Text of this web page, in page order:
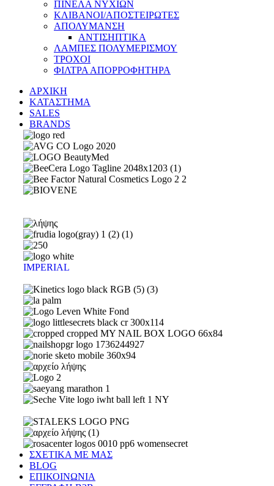
ΠΙΝΕΛΑ ΝΥΧΙΩΝ
ΚΛΙΒΑΝΟΙ/ΑΠΟΣΤΕΙΡΩΤΕΣ
ΑΠΟΛΥΜΑΝΣΗ
ΑΝΤΙΣΗΠΤΙΚΑ
ΛΑΜΠΕΣ ΠΟΛΥΜΕΡΙΣΜΟΥ
ΤΡΟΧΟΙ
ΦΙΛΤΡΑ ΑΠΟΡΡΟΦΗΤΗΡΑ
ΑΡΧΙΚΗ
ΚΑΤΑΣΤΗΜΑ
SALES
BRANDS
IMPERIAL
ΣΧΕΤΙΚΑ ΜΕ ΜΑΣ
BLOG
ΕΠΙΚΟΙΝΩΝΙΑ